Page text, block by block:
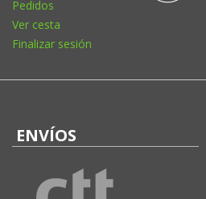
Pedidos
Ver cesta
Finalizar sesión
ENVÍOS